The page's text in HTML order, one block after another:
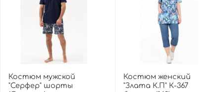
Костюм мужской
"Серфер" шорты
Костюм женский
"Злата К.П" К-367